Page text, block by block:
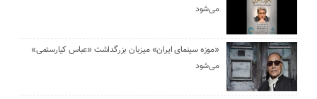
می‌شود
«موزه سینمای ایران» میزبان بزرگداشت «عباس کیارستمی»
می‌شود